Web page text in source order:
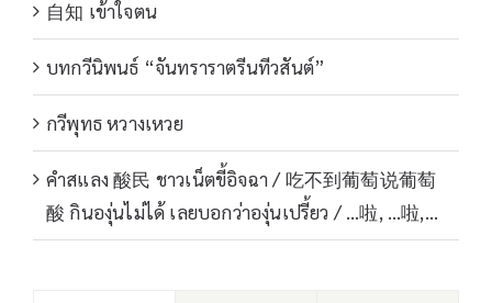
自知 เข้าใจตน
บทกวีนิพนธ์ “จันทราราตรีนทีวสันต์”
กวีพุทธ หวางเหวย
คำสแลง 酸民 ชาวเน็ตขี้อิจฉา / 吃不到葡萄说葡萄
酸 กินองุ่นไม่ได้ เลยบอกว่าองุ่นเปรี้ยว / …啦, …啦,…